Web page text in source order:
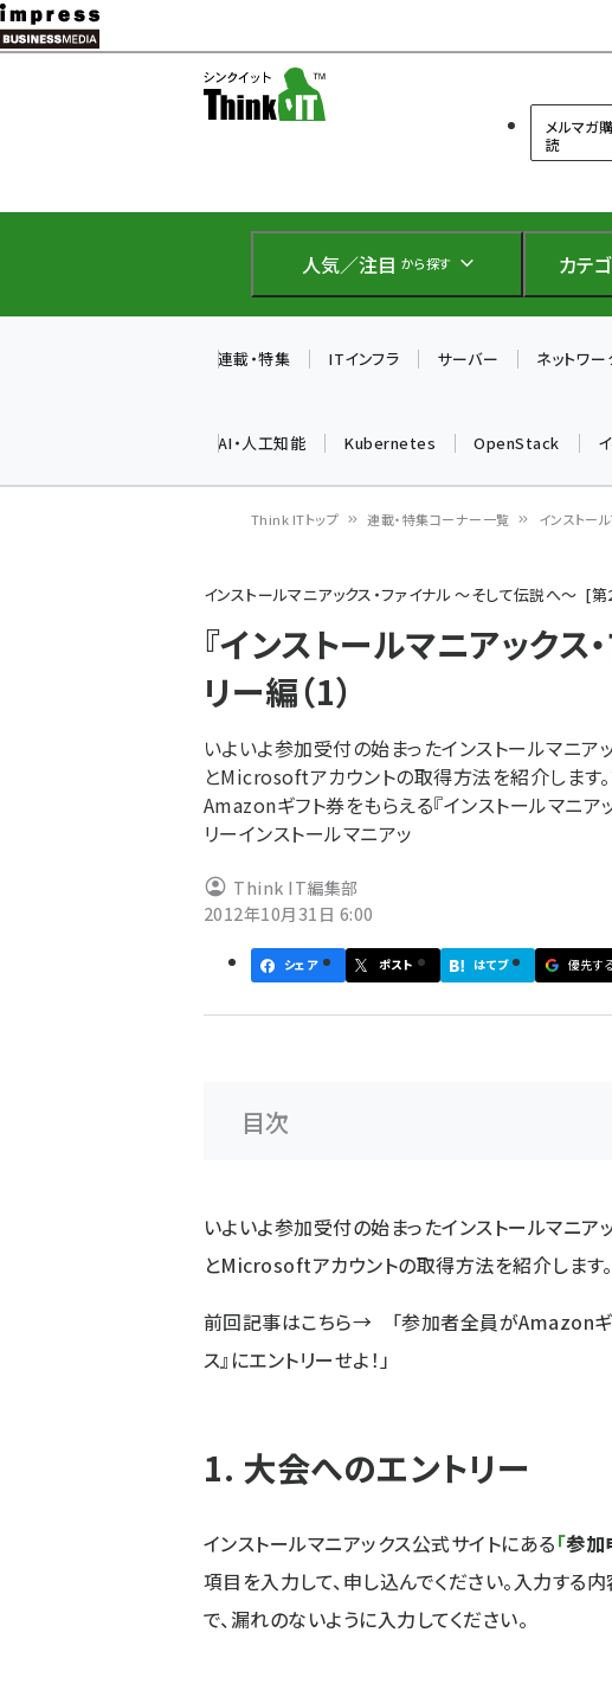
メ
イ
テ
に
メルマガ購
読
人気／注目 から探す カテ
連載・特集 ITインフラ サーバー ネットワー
AI・人工知能 Kubernetes OpenStack
ン
く
ず
Think ITトップ 連載・特集コーナー一覧 インストー
インストールマニアックス・ファイナル 〜そして伝説へ〜 第
『インストールマニアックス
リー編（1）
いよいよ参加受付の始まったインストールマニア
とMicrosoftアカウントの取得方法を紹介しま
Amazonギフト券をもらえる『インストールマニア
リーインストールマニアッ
Think IT編集部
2012年10月31日 6:00
シェア ポスト はてブ 優先す
目次
いよいよ参加受付の始まったインストールマニア
とMicrosoftアカウントの取得方法を紹介します。
前回記事はこちら→ 「参加者全員がAmazonギ
ス』にエントリーせよ！」
1. 大会へのエントリー
インストールマニアックス公式サイトにある「参加
項目を入力して、申し込んでください。入力する
で、漏れのないように入力してください。